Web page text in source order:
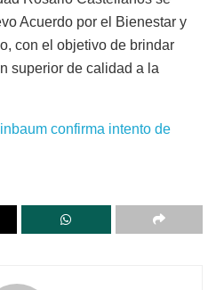
Acuerdo por el Bienestar y
con el objetivo de brindar
superior de calidad a la
confirma intento de